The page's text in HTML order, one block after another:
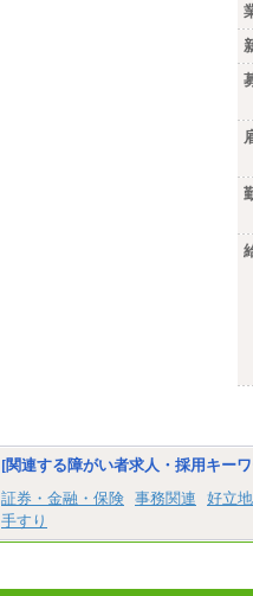
[関連する障がい者求人・採用キー
証券・金融・保険 事務関連 好立
手すり